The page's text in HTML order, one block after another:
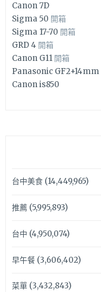
Canon 7D
Sigma 50 開箱
Sigma 17-70 開箱
GRD 4 開箱
Canon G11 開箱
Panasonic GF2+14mm
Canon is850
台中美食(14,449,965)
推薦(5,995,893)
台中 (4,950,074)
早午餐(3,606,402)
菜單(3,432,843)